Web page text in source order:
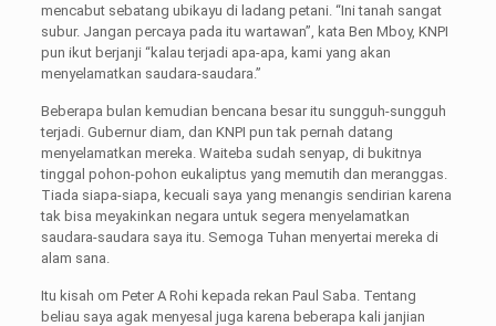
mencabut sebatang ubikayu di ladang petani. “Ini tanah sangat
subur. Jangan percaya pada itu wartawan”, kata Ben Mboy, KNPI
pun ikut berjanji “kalau terjadi apa-apa, kami yang akan
menyelamatkan saudara-saudara.”
Beberapa bulan kemudian bencana besar itu sungguh-sungguh
terjadi. Gubernur diam, dan KNPI pun tak pernah datang
menyelamatkan mereka. Waiteba sudah senyap, di bukitnya
tinggal pohon-pohon eukaliptus yang memutih dan meranggas.
Tiada siapa-siapa, kecuali saya yang menangis sendirian karena
tak bisa meyakinkan negara untuk segera menyelamatkan
saudara-saudara saya itu. Semoga Tuhan menyertai mereka di
alam sana.
Itu kisah om Peter A Rohi kepada rekan Paul Saba. Tentang
beliau saya agak menyesal juga karena beberapa kali janjian